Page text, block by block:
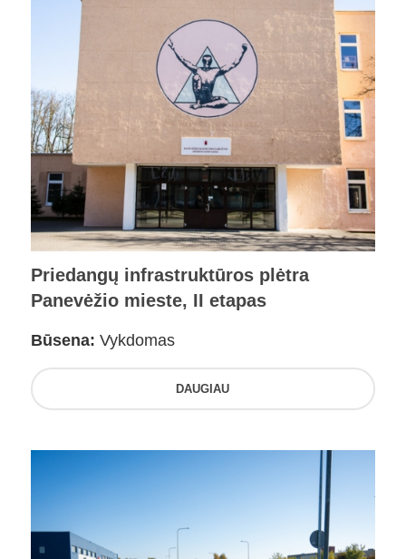
Priedangų infrastruktūros plėtra
Panevėžio mieste, II etapas
Būsena: Vykdomas
DAUGIAU